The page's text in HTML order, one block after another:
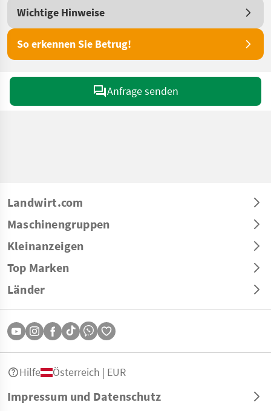
Wichtige Hinweise
So erkennen Sie Betrug!
Anfrage senden
Landwirt.com
Maschinengruppen
Kleinanzeigen
Top Marken
Länder
Impressum und Datenschutz
Hilfe Österreich | EUR